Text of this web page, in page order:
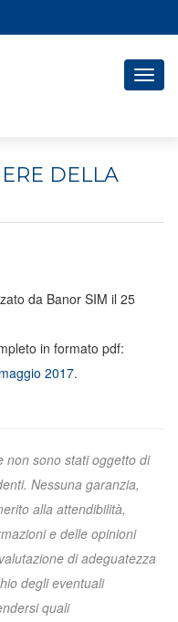
DELLA
da Banor SIM il 25
in formato pdf:
2017.
non sono stati oggetto di
Nessuna garanzia,
alla attendibilità,
e delle opinioni
di adeguatezza
degli eventuali
quali